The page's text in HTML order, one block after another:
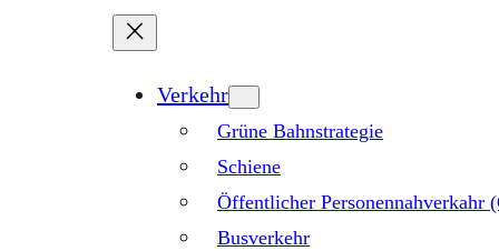
Verkehr
Grüne Bahnstrategie
Schiene
Öffentlicher Personennahverkahr
Busverkehr